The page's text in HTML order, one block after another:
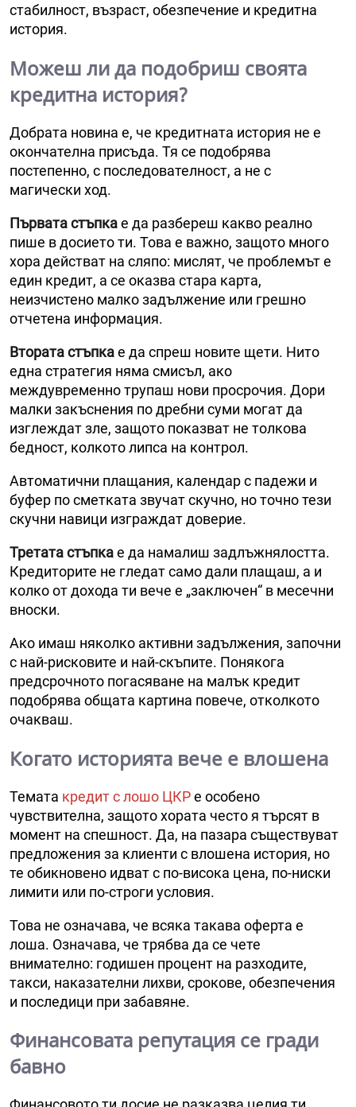
стабилност, възраст, обезпечение и кредитна
история.
Можеш ли да подобриш своята
кредитна история?
Добрата новина е, че кредитната история не е
окончателна присъда. Тя се подобрява
постепенно, с последователност, а не с
магически ход.
Първата стъпкае да разбереш какво реално
пише в досието ти. Това е важно, защото много
хора действат на сляпо: мислят, че проблемът е
един кредит, а се оказва стара карта,
неизчистено малко задължение или грешно
отчетена информация.
Втората стъпкае да спреш новите щети. Нито
една стратегия няма смисъл, ако
междувременно трупаш нови просрочия. Дори
малки закъснения по дребни суми могат да
изглеждат зле, защото показват не толкова
бедност, колкото липса на контрол.
Автоматични плащания, календар с падежи и
буфер по сметката звучат скучно, но точно тези
скучни навици изграждат доверие.
Третата стъпкае да намалиш задлъжнялостта.
Кредиторите не гледат само дали плащаш, а и
колко от дохода ти вече е „заключен“ в месечни
вноски.
Ако имаш няколко активни задължения, започни
с най-рисковите и най-скъпите. Понякога
предсрочното погасяване на малък кредит
подобрява общата картина повече, отколкото
очакваш.
Когато историята вече е влошена
Темата кредит с лошо ЦКРе особено
чувствителна, защото хората често я търсят в
момент на спешност. Да, на пазара съществуват
предложения за клиенти с влошена история, но
те обикновено идват с по-висока цена, по-ниски
лимити или по-строги условия.
Това не означава, че всяка такава оферта е
лоша. Означава, че трябва да се чете
внимателно: годишен процент на разходите,
такси, наказателни лихви, срокове, обезпечения
и последици при забавяне.
Финансовата репутация се гради
бавно